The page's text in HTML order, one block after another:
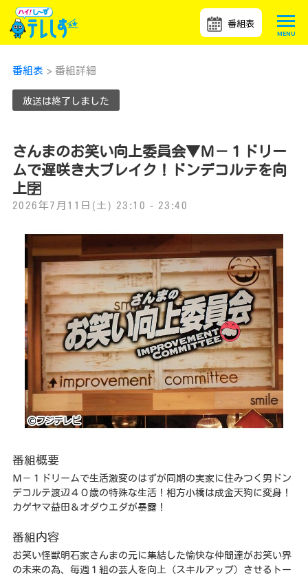
番組表
番組表 > 番組詳細
放送は終了しました
さんまのお笑い向上委員会▼Ｍ－１ドリー
ムで遅咲き大ブレイク！ドンデコルテを向
上🈑
2026年7月11日(土) 23:10 - 23:40
番組概要
Ｍ－１ドリームで生活激変のはずが同期の実家に住みつく男ドン
デコルテ渡辺４０歳の特殊な生活！相方小橋は成金天狗に変身！
カゲヤマ益田＆オダウエダが暴露！
番組内容
お笑い怪獣明石家さんまの元に集結した愉快な仲間達がお笑い界
の未来の為、毎週１組の芸人を向上（スキルアップ）させるトー